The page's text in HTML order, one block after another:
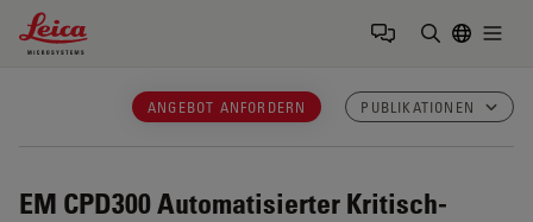
Leica Microsystems Logo
ANGEBOT ANFORDERN PUBLIKATIONEN
EM CPD300Automatisierter Kritisch-